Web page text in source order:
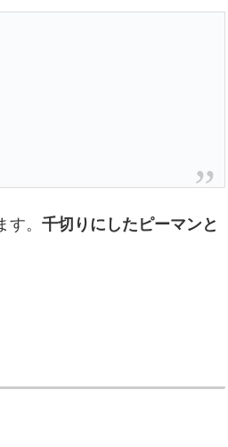
。 千切りにしたピーマンと